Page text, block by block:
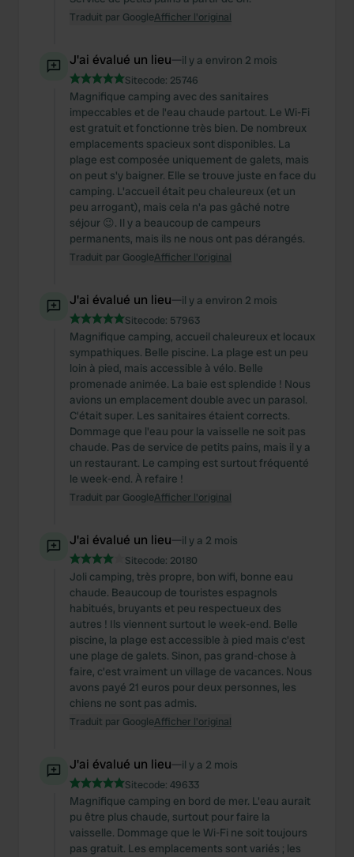
Traduit par GoogleAfficher l'original
J'ai évalué un lieu—il y a environ 2 mois
Sitecode: 25746
Magnifique camping avec des sanitaires
impeccables et de l'eau chaude partout. Le Wi-Fi
est gratuit et fonctionne très bien. De nombreux
emplacements spacieux sont disponibles. La
plage est composée uniquement de galets, mais
on peut s'y baigner. Elle se trouve juste en face du
camping. L'accueil était peu chaleureux (et un
peu arrogant), mais cela n'a pas gâché notre
séjour 😉. Il y a beaucoup de campeurs
permanents, mais ils ne nous ont pas dérangés.
Traduit par GoogleAfficher l'original
J'ai évalué un lieu—il y a environ 2 mois
Sitecode: 57963
Magnifique camping, accueil chaleureux et locaux
sympathiques. Belle piscine. La plage est un peu
loin à pied, mais accessible à vélo. Belle
promenade animée. La baie est splendide ! Nous
avions un emplacement double avec un parasol.
C'était super. Les sanitaires étaient corrects.
Dommage que l'eau pour la vaisselle ne soit pas
chaude. Pas de service de petits pains, mais il y a
un restaurant. Le camping est surtout fréquenté
le week-end. À refaire !
Traduit par GoogleAfficher l'original
J'ai évalué un lieu—il y a 2 mois
Sitecode: 20180
Joli camping, très propre, bon wifi, bonne eau
chaude. Beaucoup de touristes espagnols
habitués, bruyants et peu respectueux des
autres ! Ils viennent surtout le week-end. Belle
piscine, la plage est accessible à pied mais c'est
une plage de galets. Sinon, pas grand-chose à
faire, c'est vraiment un village de vacances. Nous
avons payé 21 euros pour deux personnes, les
chiens ne sont pas admis.
Traduit par GoogleAfficher l'original
J'ai évalué un lieu—il y a 2 mois
Sitecode: 49633
Magnifique camping en bord de mer. L'eau aurait
pu être plus chaude, surtout pour faire la
vaisselle. Dommage que le Wi-Fi ne soit toujours
pas gratuit. Les emplacements sont variés ; les